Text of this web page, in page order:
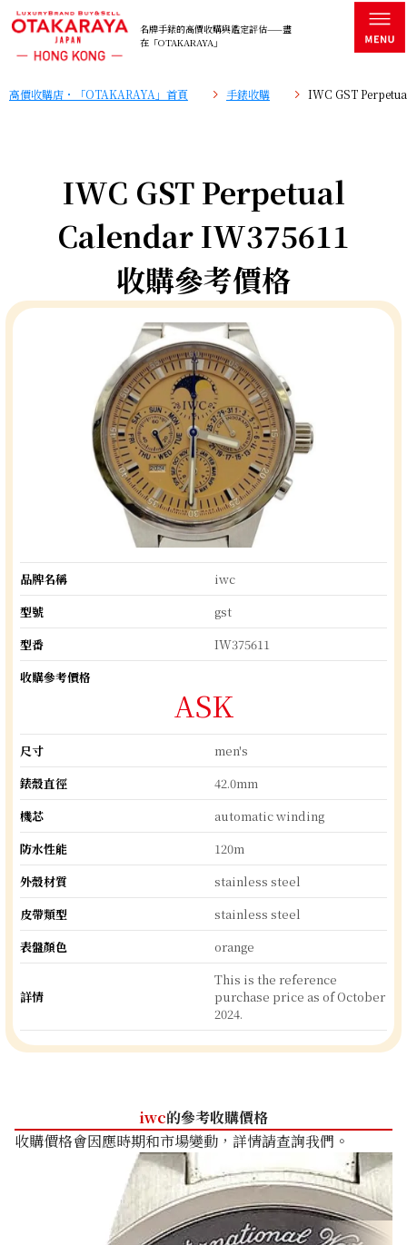
名牌手錶的高價收購與鑑定評估——盡
在「OTAKARAYA」
高價收購店・「OTAKARAYA」首頁 手錶收購 IWC GST
IWC GST Perpetual
Calendar IW375611
收購參考價格
品牌名稱
iwc
型號
gst
型番
IW375611
收購參考價格
ASK
尺寸
men's
錶殼直徑
42.0mm
機芯
automatic winding
防水性能
120m
外殼材質
stainless steel
皮帶類型
stainless steel
表盤顏色
orange
詳情
This is the reference
purchase price as of October
2024.
iwc的參考收購價格
收購價格會因應時期和市場變動，詳情請查詢我們。